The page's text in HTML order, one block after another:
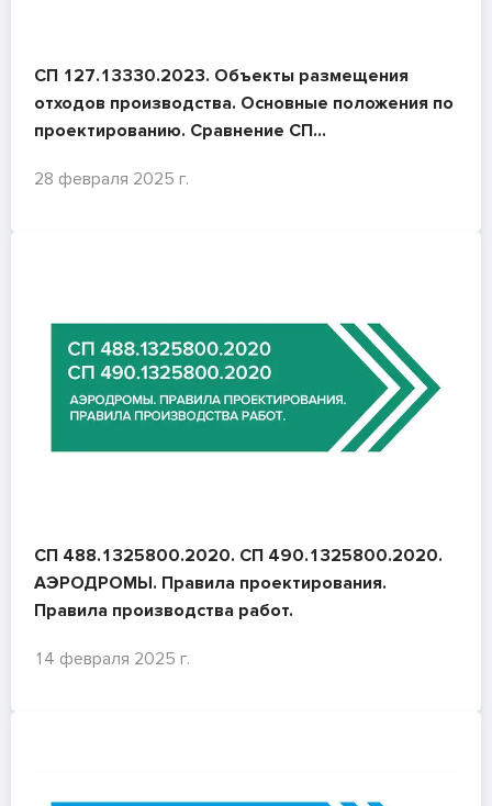
СП 127.13330.2023. Объекты размещения
отходов производства. Основные положения по
проектированию. Сравнение СП
28 февраля 2025 г.
СП 488.1325800.2020. СП 490.1325800.2020.
АЭРОДРОМЫ. Правила проектирования.
Правила производства работ.
14 февраля 2025 г.